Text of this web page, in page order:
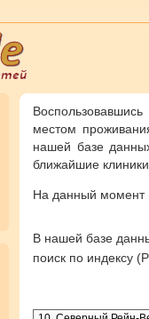
местом
нашей базе
ближайшие
На данный
В нашей базе
поиск по индексу